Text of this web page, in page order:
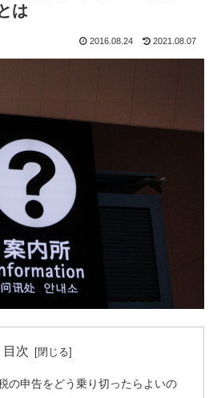
は
2016.08.24 2021.08.07
目次
の申告をどう乗り切ったらよいの